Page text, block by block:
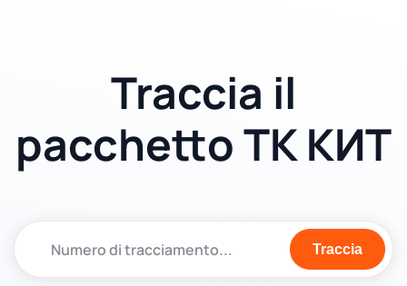
Traccia il
pacchetto ТК КИТ
Traccia